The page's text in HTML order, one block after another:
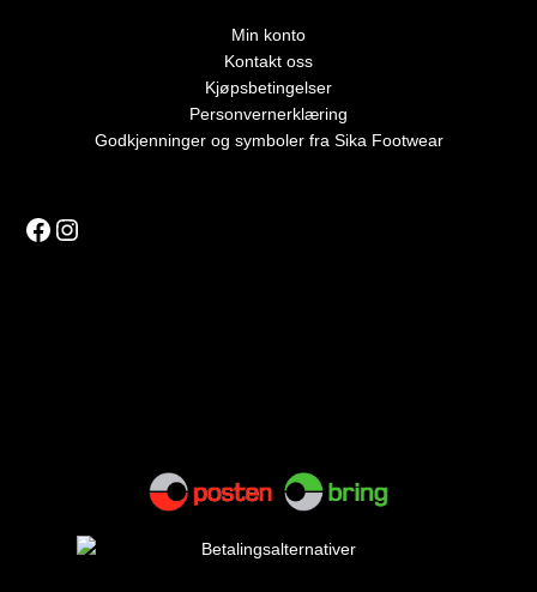
Min konto
Kontakt oss
Kjøpsbetingelser
Personvernerklæring
Godkjenninger og symboler fra Sika Footwear
Facebook
Instagram